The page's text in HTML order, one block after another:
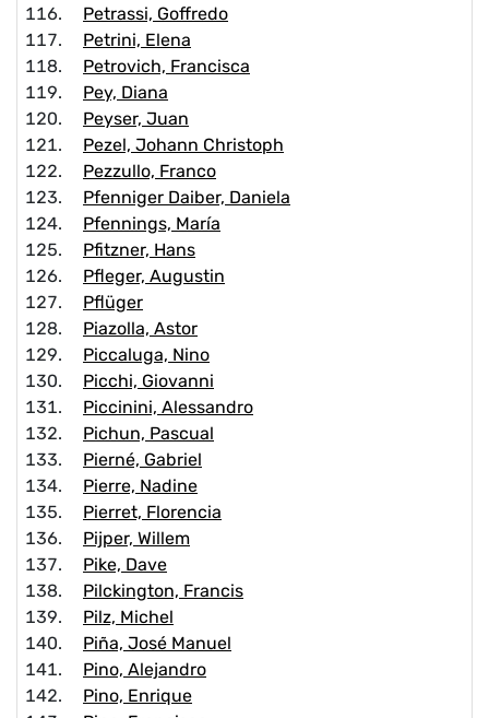
Petrassi, Goffredo
Petrini, Elena
Petrovich, Francisca
Pey, Diana
Peyser, Juan
Pezel, Johann Christoph
Pezzullo, Franco
Pfenniger Daiber, Daniela
Pfennings, María
Pfitzner, Hans
Pfleger, Augustin
Pflüger
Piazolla, Astor
Piccaluga, Nino
Picchi, Giovanni
Piccinini, Alessandro
Pichun, Pascual
Pierné, Gabriel
Pierre, Nadine
Pierret, Florencia
Pijper, Willem
Pike, Dave
Pilckington, Francis
Pilz, Michel
Piña, José Manuel
Pino, Alejandro
Pino, Enrique